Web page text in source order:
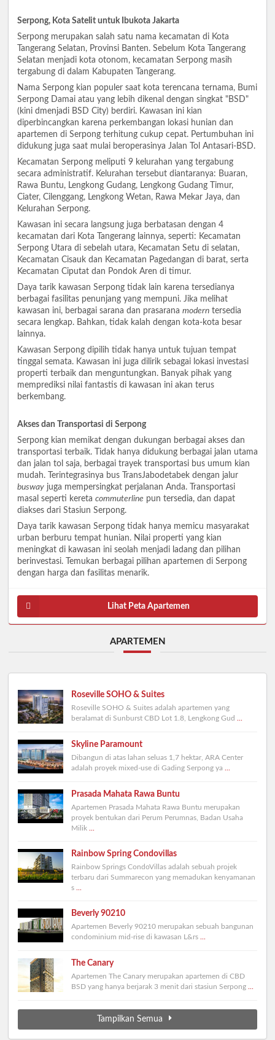
Serpong, Kota Satelit untuk Ibukota Jakarta
Serpong merupakan salah satu nama kecamatan di Kota
Tangerang Selatan, Provinsi Banten. Sebelum Kota Tangerang
Selatan menjadi kota otonom, kecamatan Serpong masih
tergabung di dalam Kabupaten Tangerang.
Nama Serpong kian populer saat kota terencana ternama, Bumi
Serpong Damai atau yang lebih dikenal dengan singkat "BSD"
(kini dmenjadi BSD City) berdiri. Kawasan ini kian
diperbincangkan karena perkembangan lokasi hunian dan
apartemen di Serpong terhitung cukup cepat. Pertumbuhan ini
didukung juga saat mulai beroperasinya Jalan Tol Antasari-BSD.
Kecamatan Serpong meliputi 9 kelurahan yang tergabung
secara administratif. Kelurahan tersebut diantaranya: Buaran,
Rawa Buntu, Lengkong Gudang, Lengkong Gudang Timur,
Ciater, Cilenggang, Lengkong Wetan, Rawa Mekar Jaya, dan
Kelurahan Serpong.
Kawasan ini secara langsung juga berbatasan dengan 4
kecamatan dari Kota Tangerang lainnya, seperti: Kecamatan
Serpong Utara di sebelah utara, Kecamatan Setu di selatan,
Kecamatan Cisauk dan Kecamatan Pagedangan di barat, serta
Kecamatan Ciputat dan Pondok Aren di timur.
Daya tarik kawasan Serpong tidak lain karena tersedianya
berbagai fasilitas penunjang yang mempuni. Jika melihat
kawasan ini, berbagai sarana dan prasarana modern tersedia
secara lengkap. Bahkan, tidak kalah dengan kota-kota besar
lainnya.
Kawasan Serpong dipilih tidak hanya untuk tujuan tempat
tinggal semata. Kawasan ini juga dilirik sebagai lokasi investasi
properti terbaik dan menguntungkan. Banyak pihak yang
memprediksi nilai fantastis di kawasan ini akan terus
berkembang.
Akses dan Transportasi di Serpong
Serpong kian memikat dengan dukungan berbagai akses dan
transportasi terbaik. Tidak hanya didukung berbagai jalan utama
dan jalan tol saja, berbagai trayek transportasi bus umum kian
mudah. Terintegrasinya bus TransJabodetabek dengan jalur
busway juga mempersingkat perjalanan Anda. Transportasi
masal seperti kereta commuterline pun tersedia, dan dapat
diakses dari Stasiun Serpong.
Daya tarik kawasan Serpong tidak hanya memicu masyarakat
urban berburu tempat hunian. Nilai properti yang kian
meningkat di kawasan ini seolah menjadi ladang dan pilihan
berinvestasi. Temukan berbagai pilihan apartemen di Serpong
dengan harga dan fasilitas menarik.
Lihat Peta Apartemen
APARTEMEN
Roseville SOHO & Suites
Roseville SOHO & Suites adalah apartemen yang
beralamat di Sunburst CBD Lot 1.8, Lengkong Gud
Skyline Paramount
Dibangun di atas lahan seluas 1,7 hektar, ARA Center
adalah proyek mixed-use di Gading Serpong ya
Prasada Mahata Rawa Buntu
Apartemen Prasada Mahata Rawa Buntu merupakan
proyek bentukan dari Perum Perumnas, Badan Usaha
Milik
Rainbow Spring Condovillas
Rainbow Springs CondoVillas adalah sebuah projek
terbaru dari Summarecon yang memadukan kenyamanan
s
Beverly 90210
Apartemen Beverly 90210 merupakan sebuah bangunan
condominium mid-rise di kawasan L&rs
The Canary
Apartemen The Canary merupakan apartemen di CBD
BSD yang hanya berjarak 3 menit dari stasiun Serpong
Tampilkan Semua